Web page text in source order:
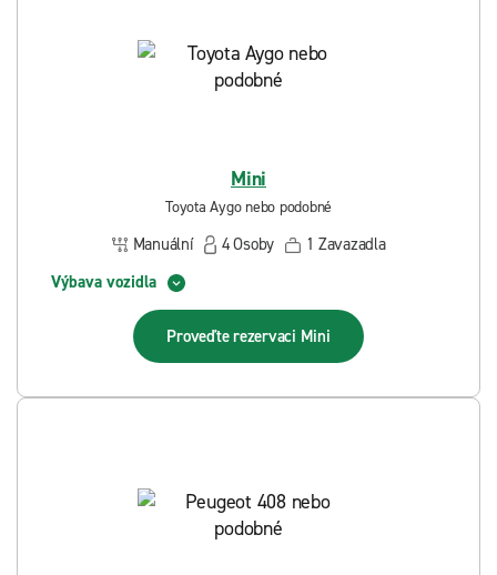
Mini
Toyota Aygo nebo podobné
Manuální 4Osoby 1 Zavazadla
Výbava vozidla
Proveďte rezervaci Mini